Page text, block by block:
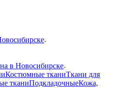
в Новосибирске
Костюмные тканиТкани для
тканиПодкладочныеКожа,